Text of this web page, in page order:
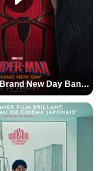
Spider-Man: Brand New Day Bande-annonce VO STFR